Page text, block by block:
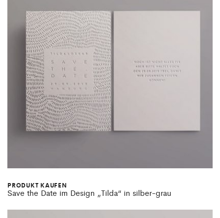
PRODUKT KAUFEN
Save the Date im Design „Tilda“ in silber-grau